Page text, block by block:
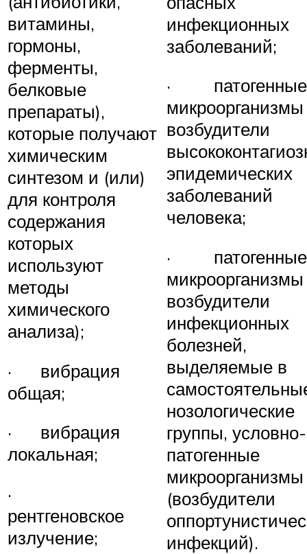
витамины,
гормоны,
ферменты,
белковые
препараты),
которые получают
химическим
синтезом и (или)
для контроля
содержания
которых
используют
методы
химического
анализа);
· вибрация
общая;
· вибрация
локальная;
·
рентгеновское
излучение;
инфекционных
заболеваний;
· патогенные
возбудители
эпидемических
заболеваний
человека;
· патогенные
возбудители
инфекционных
болезней,
выделяемые в
нозологические
группы, условно-
патогенные
микроорганизмы
(возбудители
инфекций).